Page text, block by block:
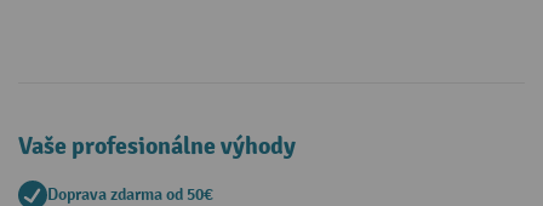
Vaše profesionálne výhody
Doprava zdarma od 50€